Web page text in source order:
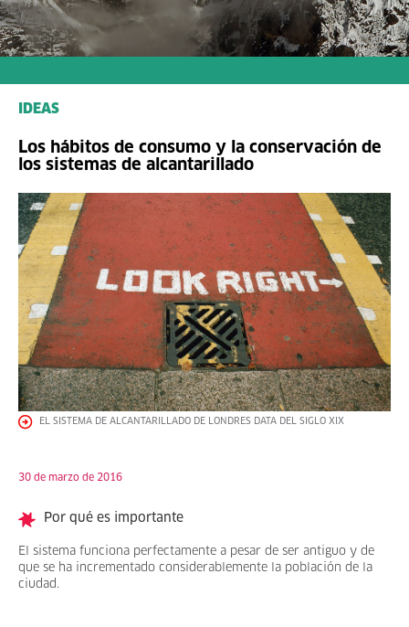
IDEAS
Los hábitos de consumo y la conservación de
los sistemas de alcantarillado
EL SISTEMA DE ALCANTARILLADO DE LONDRES DATA DEL SIGLO XIX
30 de marzo de 2016
Por qué es importante
El sistema funciona perfectamente a pesar de ser antiguo y de
que se ha incrementado considerablemente la población de la
ciudad.